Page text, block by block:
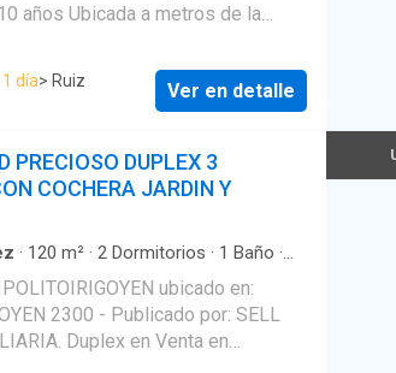
años Ubicada a metros de la
y fácil acceso a Av. Santa Fé.
planta. Jardín al frente. Cochera
living. Hall de distribución. 2
muebles completos con barra
Patio. Lavadero. Fondo
Para más
una visita, contáctenos.
día> Ruiz
Ver en detalle
PRECIOSO DUPLEX 3
COCHERA JARDIN Y
· 120 m² · 2 Dormitorios · 1 Baño ·
ubicado en:
Publicado por: SELL
Duplex en Venta en